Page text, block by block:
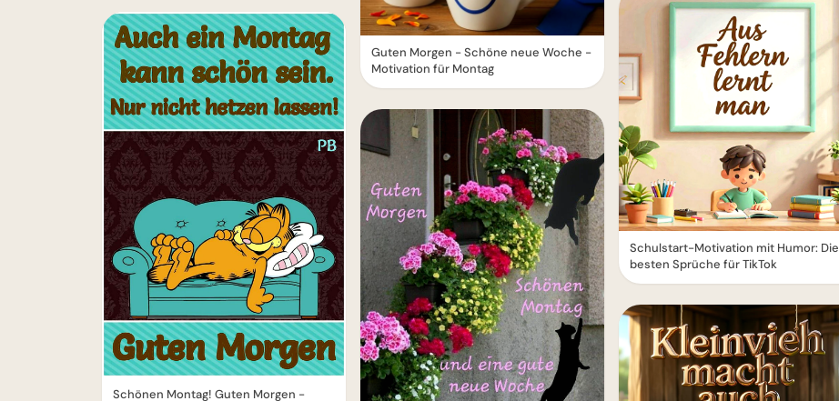
Schönen Montag! Guten Morgen -
Guten Morgen - Schöne neue Woche -
Motivation für Montag
Schulstart-Motivation mit Humor: Die
besten Sprüche für TikTok